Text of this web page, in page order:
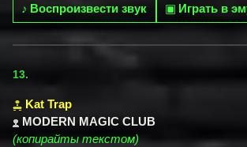
♪ Воспроизвести звук ▣ Играть в
13.
Kat Trap
MODERN MAGIC CLUB
(копирайты текстом)